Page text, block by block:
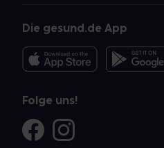
Die gesund.de App
Folge uns!